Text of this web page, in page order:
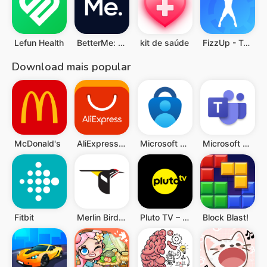
Lefun Health BetterMe: Saúde Mental kit de saúde FizzUp - Treinos e Ioga
Download mais popular
McDonald's AliExpress: Compras online Microsoft Authenticator Microsoft Teams
Fitbit Merlin Bird ID por Cornell Lab Pluto TV – TV Ao vivo e Filmes Block Blast!